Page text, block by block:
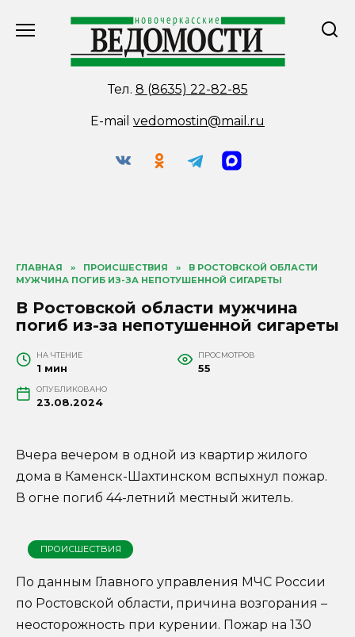
Тел. 8 (8635) 22-82-85
E-mail vedomostin@mail.ru
ГЛАВНАЯ » ПРОИСШЕСТВИЯ »
В РОСТОВСКОЙ ОБЛАСТИ
МУЖЧИНА ПОГИБ ИЗ-ЗА НЕПОТУШЕННОЙ СИГАРЕТЫ
В Ростовской области мужчина
погиб из-за непотушенной сигареты
НА ЧТЕНИЕ
1 мин
ПРОСМОТРОВ
55
ОПУБЛИКОВАНО
23.08.2024
Вчера вечером в одной из квартир жилого
дома в Каменск-Шахтинском вспыхнул пожар.
В огне погиб 44-летний местный житель.
ПРОИСШЕСТВИЯ
По данным Главного управления МЧС России
по Ростовской области, причина возгорания –
неосторожность при курении. Пожар на 130